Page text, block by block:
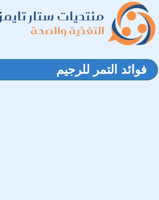
منتديات ستار
التغذية والصحة
فوائد التمر للرجيم